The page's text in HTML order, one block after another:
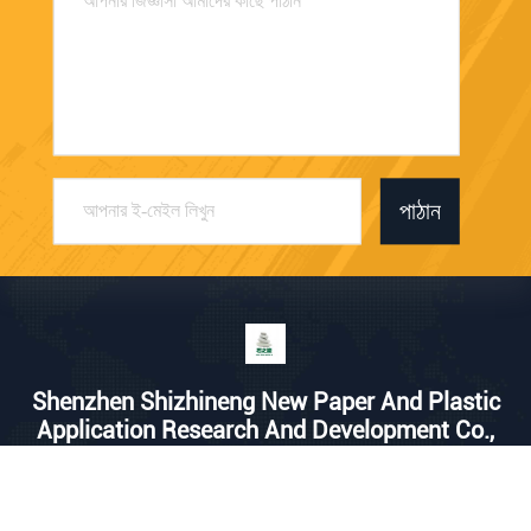
পাঠান
Shenzhen Shizhineng New Paper And Plastic
Application Research And Development Co.,